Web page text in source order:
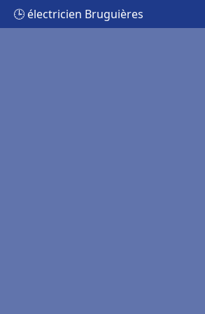
🕒 électricien Bruguières